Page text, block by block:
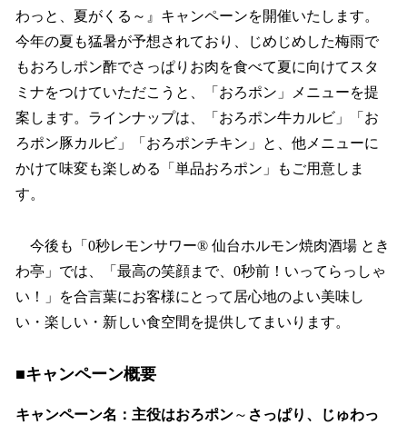
わっと、夏がくる～』キャンペーンを開催いたします。
今年の夏も猛暑が予想されており、じめじめした梅雨で
もおろしポン酢でさっぱりお肉を食べて夏に向けてスタ
ミナをつけていただこうと、「おろポン」メニューを提
案します。ラインナップは、「おろポン牛カルビ」「お
ろポン豚カルビ」「おろポンチキン」と、他メニューに
かけて味変も楽しめる「単品おろポン」もご用意しま
す。
今後も「0秒レモンサワー® 仙台ホルモン焼肉酒場 とき
わ亭」では、「最高の笑顔まで、0秒前！いってらっしゃ
い！」を合言葉にお客様にとって居心地のよい美味し
い・楽しい・新しい食空間を提供してまいります。
■キャンペーン概要
キャンペーン名：主役はおろポン～ さっぱり、じゅわっ